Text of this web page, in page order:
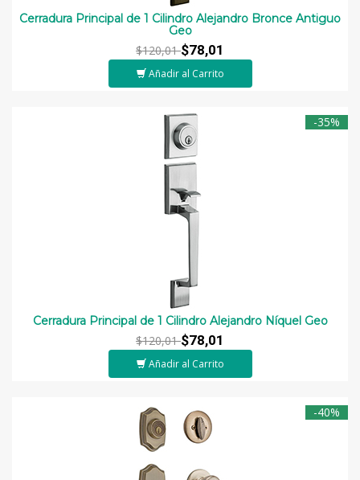
Cerradura Principal de 1 Cilindro Alejandro Bronce Antiguo
Geo
$120,01$78,01
Añadir al Carrito
-35%
Cerradura Principal de 1 Cilindro Alejandro Níquel Geo
$120,01$78,01
Añadir al Carrito
-40%